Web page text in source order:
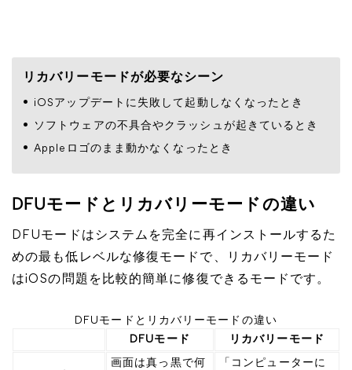
リカバリーモードが必要なシーン
iOSアップデートに失敗して起動しなくなったとき
ソフトウェアの不具合やクラッシュが起きているとき
Appleロゴのまま動かなくなったとき
DFUモードとリカバリーモードの違い
DFUモードはシステムを完全に再インストールするた
めの最も低レベルな修復モードで、リカバリーモード
はiOSの問題を比較的簡単に修復できるモードです。
DFUモードとリカバリーモードの違い
DFUモード
リカバリーモード
画面は真っ黒で何
「コンピューターに